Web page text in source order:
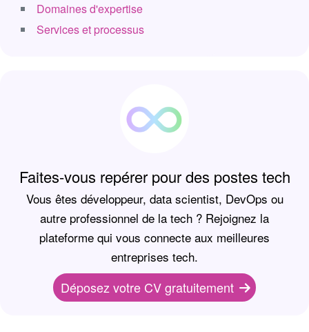
Domaines d'expertise
Services et processus
Faites-vous repérer pour des postes tech
Vous êtes développeur, data scientist, DevOps ou
autre professionnel de la tech ? Rejoignez la
plateforme qui vous connecte aux meilleures
entreprises tech.
Déposez votre CV gratuitement